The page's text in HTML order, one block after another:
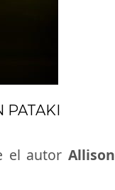
PATAKI
el autorAllison